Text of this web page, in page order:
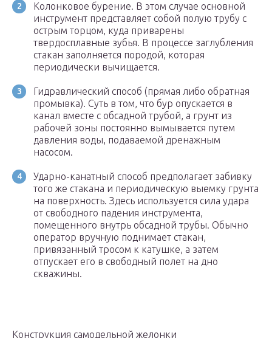
Колонковое бурение. В этом случае основной
инструмент представляет собой полую трубу с
острым торцом, куда приварены
твердосплавные зубья. В процессе заглубления
стакан заполняется породой, которая
периодически вычищается.
Гидравлический способ (прямая либо обратная
промывка). Суть в том, что бур опускается в
канал вместе с обсадной трубой, а грунт из
рабочей зоны постоянно вымывается путем
давления воды, подаваемой дренажным
насосом.
Ударно-канатный способ предполагает забивку
того же стакана и периодическую выемку грунта
на поверхность. Здесь используется сила удара
от свободного падения инструмента,
помещенного внутрь обсадной трубы. Обычно
оператор вручную поднимает стакан,
привязанный тросом к катушке, а затем
отпускает его в свободный полет на дно
скважины.
Конструкция самодельной желонки